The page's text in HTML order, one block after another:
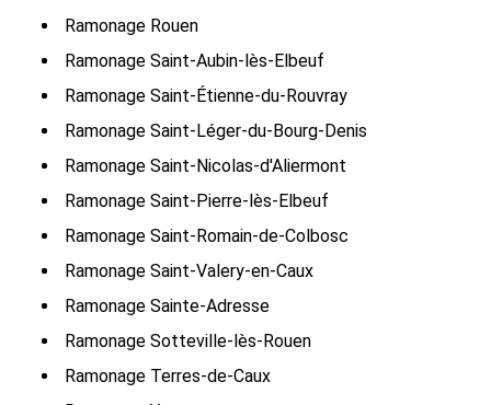
Ramonage Rouen
Ramonage Saint-Aubin-lès-Elbeuf
Ramonage Saint-Étienne-du-Rouvray
Ramonage Saint-Léger-du-Bourg-Denis
Ramonage Saint-Nicolas-d'Aliermont
Ramonage Saint-Pierre-lès-Elbeuf
Ramonage Saint-Romain-de-Colbosc
Ramonage Saint-Valery-en-Caux
Ramonage Sainte-Adresse
Ramonage Sotteville-lès-Rouen
Ramonage Terres-de-Caux